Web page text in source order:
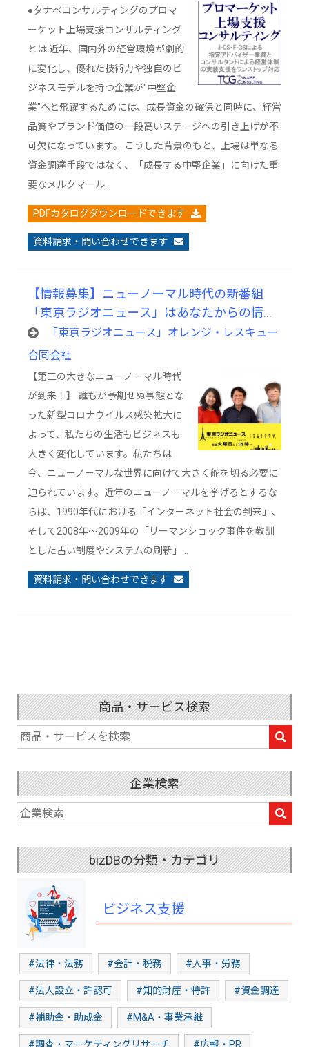
●タナベコンサルティングのプロマ
ーケット上場支援コンサルティング
とは 近年、国内外の経営環境が劇的
に変化し、優れた技術力や独自のビ
ジネスモデルを持つ企業が"中堅企
業"へと飛躍するためには、成長資金の確保と同時に、経営
品質やブランド価値の一段高いステージへの引き上げが不
可欠になっています。 こうした背景のもと、上場は単なる
資金調達手段ではなく、「成長する中堅企業」に向けた重
要なメルクマール…
PDFカタログダウンロードできます
資料請求・問い合わせできます
【情報募集】ニューノーマル時代の新番組
「東京ラジオニュース」はあなたからの情報
提供をお待ちしています。
「東京ラジオニュース」オレンジ・レスキュー
合同会社
【第三の大きなニューノーマル時代
が到来！】 誰もが予期せぬ事態とな
った新型コロナウイルス感染拡大に
よって、私たちの生活もビジネスも
大きく変化しています。私たちは
今、ニューノーマルな世界に向けて大きく舵を切る必要に
迫られています。近年のニューノーマルを挙げるとするな
らば、1990年代における「インターネット社会の到来」、
そして2008年～2009年の「リーマンショック事件を教訓
とした古い制度やシステムの刷新」…
資料請求・問い合わせできます
商品・サービス検索
企業検索
bizDBの分類・カテゴリ
ビジネス支援
#法律・法務 #会計・税務 #人事・労務
#法人設立・許認可 #知的財産・特許 #資金調達
#補助金・助成金 #M&A・事業承継
#調査・マーケティングリサーチ #広報・PR